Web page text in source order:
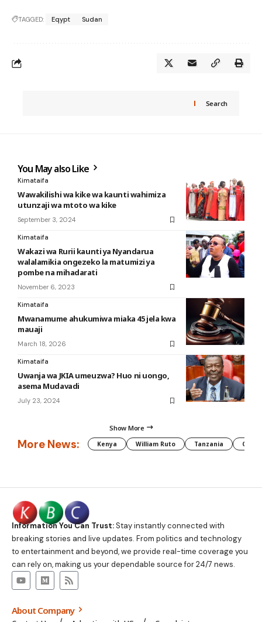
TAGGED: Eqypt Sudan
Search
You May also Like
Kimataifa
Wawakilishi wa kike wa kaunti wahimiza
utunzaji wa mtoto wa kike
September 3, 2024
Kimataifa
Wakazi wa Rurii kaunti ya Nyandarua
walalamikia ongezeko la matumizi ya
pombe na mihadarati
November 6, 2023
Kimataifa
Mwanamume ahukumiwa miaka 45 jela kwa
mauaji
March 18, 2026
Kimataifa
Uwanja wa JKIA umeuzwa? Huo ni uongo,
asema Mudavadi
July 23, 2024
Show More
More News: Kenya William Ruto Tanzania CAF
Information You Can Trust:Stay instantly connected with
breaking stories and live updates. From politics and technology
to entertainment and beyond, we provide real-time coverage you
can rely on, making us your dependable source for 24/7 news.
About Company